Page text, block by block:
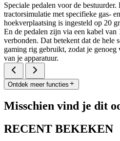
Speciale pedalen voor de bestuurder.
tractorsimulatie met specifieke gas-
hoekverplaatsing is ingesteld op 20
En de pedalen zijn via een kabel van
verbonden. Dat betekent dat de hele
gaming rig gebruikt, zodat je
van je apparatuur.
Ontdek meer functies
Misschien vind je dit
RECENT BEKEKEN